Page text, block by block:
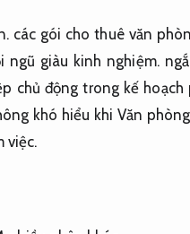
các gói cho thuê văn
ngũ giàu kinh nghiệm.
chủ động trong kế hoạch
khó hiểu khi Văn
việc.